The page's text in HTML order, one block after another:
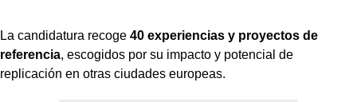
La candidatura recoge 40 experiencias y proyectos de
referencia, escogidos por su impacto y potencial de
replicación en otras ciudades europeas.